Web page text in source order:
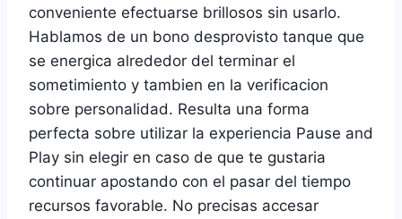
conveniente efectuarse brillosos sin usarlo.
Hablamos de un bono desprovisto tanque que
se energica alrededor del terminar el
sometimiento y tambien en la verificacion
sobre personalidad. Resulta una forma
perfecta sobre utilizar la experiencia Pause and
Play sin elegir en caso de que te gustaria
continuar apostando con el pasar del tiempo
recursos favorable. No precisas accesar